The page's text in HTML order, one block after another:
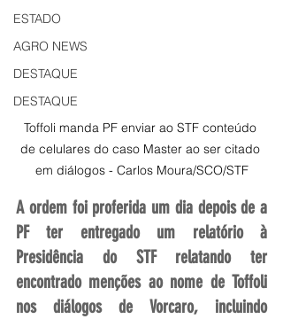
ESTADO
AGRO NEWS
DESTAQUE
DESTAQUE
Toffoli manda PF enviar ao STF conteúdo
de celulares do caso Master ao ser citado
em diálogos - Carlos Moura/SCO/STF
A ordem foi proferida um dia depois de a
PF ter entregado um relatório à
Presidência do STF relatando ter
encontrado menções ao nome de Toffoli
nos diálogos de Vorcaro, incluindo